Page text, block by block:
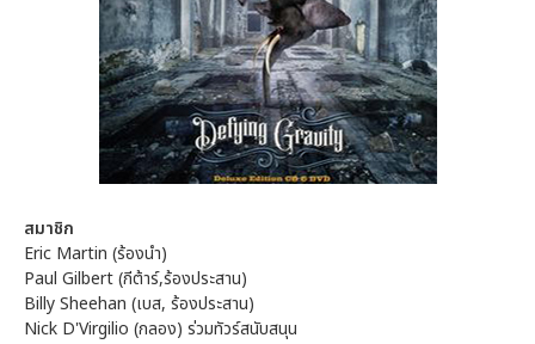
สมาชิก
Eric Martin (ร้องนำ)
Paul Gilbert (กีต้าร์,ร้องประสาน)
Billy Sheehan (เบส, ร้องประสาน)
Nick D'Virgilio (กลอง) ร่วมทัวร์สนับสนุน